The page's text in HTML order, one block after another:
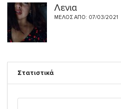
Λενια
ΜΈΛΟΣ ΑΠΌ: 07/03/2021
Στατιστικά